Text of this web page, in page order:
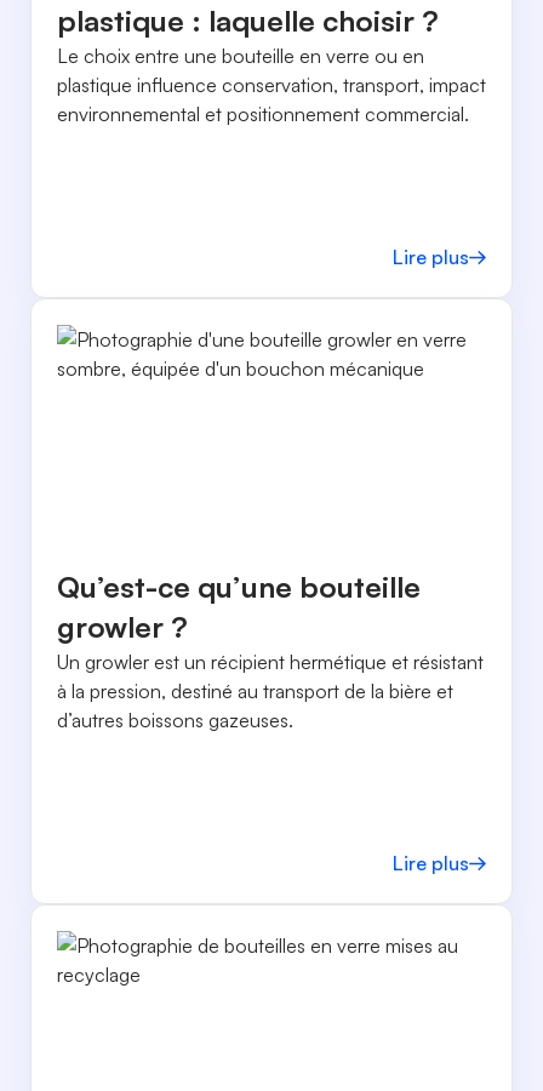
plastique : laquelle choisir ?
Le choix entre une bouteille en verre ou en
plastique influence conservation, transport, impact
environnemental et positionnement commercial.
Lire plus
Qu’est-ce qu’une bouteille
growler ?
Un growler est un récipient hermétique et résistant
à la pression, destiné au transport de la bière et
d’autres boissons gazeuses.
Lire plus